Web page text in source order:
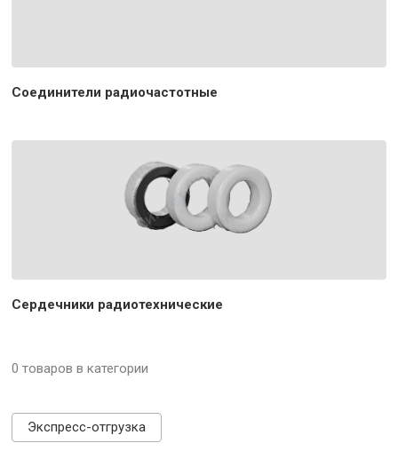
Соединители радиочастотные
Сердечники радиотехнические
0 товаров в категории
Экспресс-отгрузка